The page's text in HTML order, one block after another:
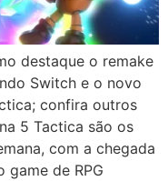
destaque o remake
Switch e o novo
confira outros
5 Tactica são os
com a chegada
game de RPG